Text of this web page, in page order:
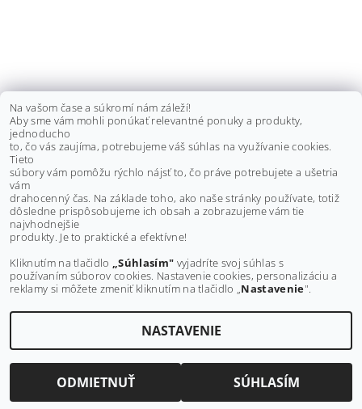
GUFERO VARIÁTORU YAMAHA
GRIZZLY 500-700, 93101-35001
€12,20 bez DPH
€15
Buďte prvý, kto napíše príspevok k tejto položke.
2026 ©MAXMOTO.SK, všetky práva vyhradenéUpraviť nastavenie cookies
Na vašom čase a súkromí nám záleží!
Aby sme vám mohli ponúkať relevantné ponuky a produkty,
jednoducho
to, čo vás zaujíma, potrebujeme váš súhlas na využívanie cookies.
Tieto
súbory vám pomôžu rýchlo nájsť to, čo práve potrebujete a ušetria
vám
drahocenný čas. Na základe toho, ako naše stránky používate, totiž
dôsledne prispôsobujeme ich obsah a zobrazujeme vám tie
najvhodnejšie
produkty. Je to praktické a efektívne!
Kliknutím na tlačidlo „Súhlasím" vyjadríte svoj súhlas s
používaním súborov cookies. Nastavenie cookies, personalizáciu a
reklamy si môžete zmeniť kliknutím na tlačidlo „Nastavenie".
NASTAVENIE
ODMIETNUŤ SÚHLASÍM